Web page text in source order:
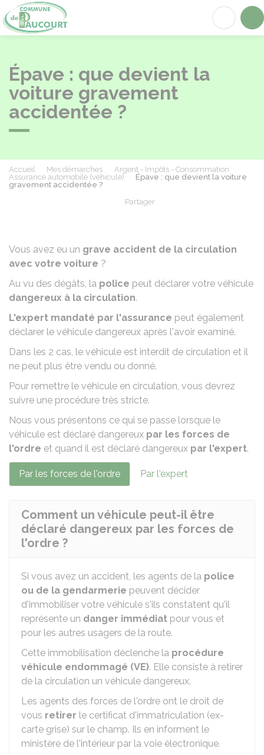
Épave : que devient la
voiture gravement
accidentée ?
Accueil Mes démarches
Argent - Impôts - Consommation
Assurance automobile (véhicule)
Épave : que devient la voiture
gravement accidentée ?
Partager
Vous avez eu un grave accident de la circulation
avec votre voiture ?
Au vu des dégâts, la police peut déclarer votre véhicule
dangereux à la circulation.
L'expert mandaté par l'assurance peut également
déclarer le véhicule dangereux après l'avoir examiné.
Dans les 2 cas, le véhicule est interdit de circulation et il
ne peut plus être vendu ou donné.
Pour remettre le véhicule en circulation, vous devrez
suivre une procédure très stricte.
Nous vous présentons ce qui se passe lorsque le
véhicule est déclaré dangereux par les forces de
l'ordre et quand il est déclaré dangereux par l'expert.
Par les forces de l'ordre Par l'expert
Comment un véhicule peut-il être
déclaré dangereux par les forces de
l'ordre ?
Si vous avez un accident, les agents de la police
ou de la gendarmerie peuvent décider
d'immobiliser votre véhicule s'ils constatent qu'il
représente un danger immédiat pour vous et
pour les autres usagers de la route.
Cette immobilisation déclenche la procédure
véhicule endommagé (VE). Elle consiste à retirer
de la circulation un véhicule dangereux.
Les agents des forces de l'ordre ont le droit de
vous retirer le certificat d'immatriculation (ex-
carte grise) sur le champ. Ils en informent le
ministère de l'intérieur par la voie électronique.